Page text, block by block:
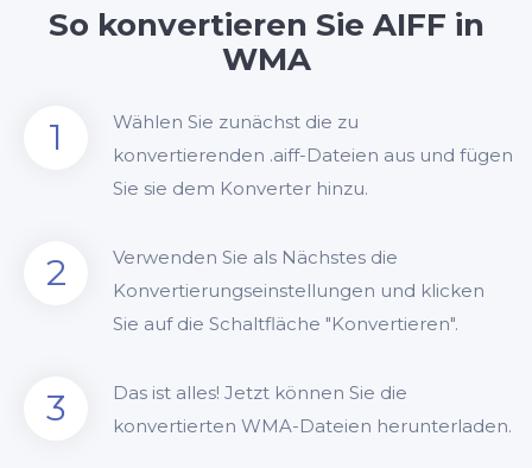
So konvertieren Sie AIFF in
WMA
1
Wählen Sie zunächst die zu
konvertierenden .aiff-Dateien aus und fügen
Sie sie dem Konverter hinzu.
2
Verwenden Sie als Nächstes die
Konvertierungseinstellungen und klicken
Sie auf die Schaltfläche "Konvertieren".
3
Das ist alles! Jetzt können Sie die
konvertierten WMA-Dateien herunterladen.